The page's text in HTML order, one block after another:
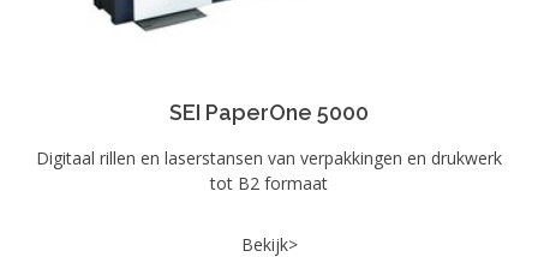
SEI PaperOne 5000
Digitaal rillen en laserstansen van verpakkingen en drukwerk
tot B2 formaat
Bekijk>